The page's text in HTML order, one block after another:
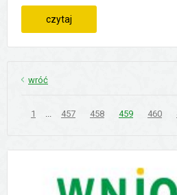
czytaj
zapraszamy
w
wróć
Strona
1 Strona
457 Strona
458 Strona
459 Strona
460